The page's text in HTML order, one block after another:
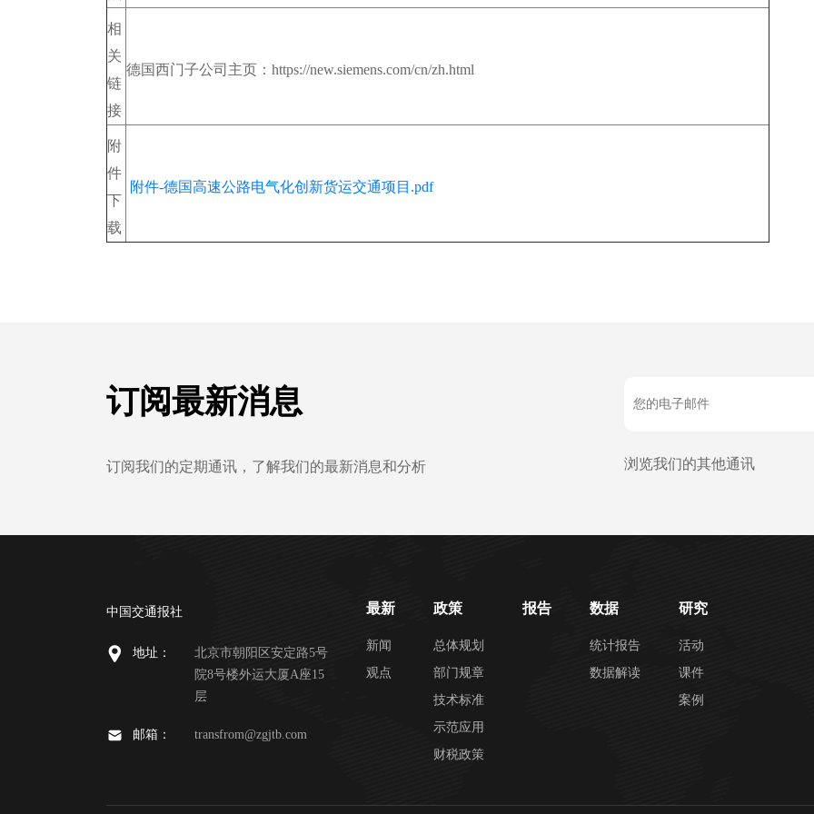
相
关
链
接
德国西门子公司主页：https://new.siemens.com/cn/zh.html
附
件
下
载
附件-德国高速公路电气化创新货运交通项目.pdf
订阅最新消息
订阅我们的定期通讯，了解我们的最新消息和分析 浏览我们的其他通讯
中国交通报社
地址：
北京市朝阳区安定路5号
院8号楼外运大厦A座15
层
邮箱： transfrom@zgjtb.com
最新
新闻
观点
政策
总体规划
部门规章
技术标准
示范应用
财税政策
报告 数据
统计报告
数据解读
研究
活动
课件
案例